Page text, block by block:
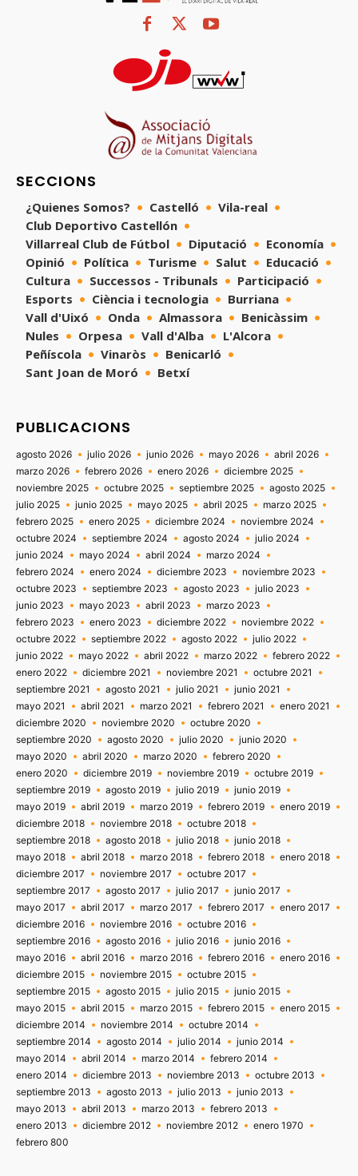
SECCIONS
¿Quienes Somos? Castelló
Vila-real
Club Deportivo Castellón
Villarreal Club de Fútbol
Diputació
Economía
Opinió
Política Turisme Salut
Educació
Cultura
Successos - Tribunals
Participació
Esports
Ciència i tecnologia
Burriana
Vall d'Uixó
Onda Almassora
Benicàssim
Nules
Orpesa Vall d'Alba
L'Alcora
Peñíscola
Vinaròs
Benicarló
Sant Joan de Moró
Betxí
PUBLICACIONS
agosto 2026 julio 2026 junio 2026 mayo 2026
abril 2026
marzo 2026
febrero 2026 enero 2026
diciembre 2025
noviembre 2025
octubre 2025 septiembre 2025
agosto 2025
julio 2025
junio 2025 mayo 2025 abril 2025
marzo 2025
febrero 2025
enero 2025 diciembre 2024
noviembre 2024
octubre 2024
septiembre 2024 agosto 2024
julio 2024
junio 2024
mayo 2024 abril 2024
marzo 2024
febrero 2024
enero 2024 diciembre 2023
noviembre 2023
octubre 2023
septiembre 2023 agosto 2023
julio 2023
junio 2023
mayo 2023 abril 2023
marzo 2023
febrero 2023
enero 2023 diciembre 2022
noviembre 2022
octubre 2022
septiembre 2022 agosto 2022
julio 2022
junio 2022
mayo 2022 abril 2022 marzo 2022
febrero 2022
enero 2022
diciembre 2021 noviembre 2021
octubre 2021
septiembre 2021
agosto 2021 julio 2021
junio 2021
mayo 2021
abril 2021 marzo 2021 febrero 2021
enero 2021
diciembre 2020
noviembre 2020
octubre 2020
septiembre 2020
agosto 2020 julio 2020
junio 2020
mayo 2020
abril 2020 marzo 2020
febrero 2020
enero 2020
diciembre 2019 noviembre 2019
octubre 2019
septiembre 2019
agosto 2019 julio 2019
junio 2019
mayo 2019
abril 2019 marzo 2019 febrero 2019
enero 2019
diciembre 2018
noviembre 2018
octubre 2018
septiembre 2018
agosto 2018 julio 2018
junio 2018
mayo 2018
abril 2018 marzo 2018 febrero 2018
enero 2018
diciembre 2017
noviembre 2017
octubre 2017
septiembre 2017
agosto 2017 julio 2017
junio 2017
mayo 2017
abril 2017 marzo 2017 febrero 2017
enero 2017
diciembre 2016
noviembre 2016
octubre 2016
septiembre 2016
agosto 2016 julio 2016
junio 2016
mayo 2016
abril 2016 marzo 2016 febrero 2016
enero 2016
diciembre 2015
noviembre 2015
octubre 2015
septiembre 2015
agosto 2015 julio 2015
junio 2015
mayo 2015
abril 2015 marzo 2015 febrero 2015
enero 2015
diciembre 2014
noviembre 2014
octubre 2014
septiembre 2014
agosto 2014 julio 2014
junio 2014
mayo 2014
abril 2014 marzo 2014
febrero 2014
enero 2014
diciembre 2013 noviembre 2013
octubre 2013
septiembre 2013
agosto 2013 julio 2013
junio 2013
mayo 2013
abril 2013 marzo 2013
febrero 2013
enero 2013
diciembre 2012 noviembre 2012
enero 1970
febrero 800